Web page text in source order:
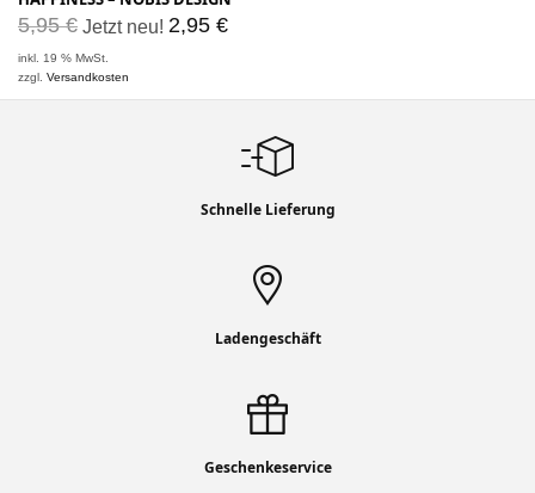
5,95€ Jetzt neu! 2,95 €
inkl. 19 % MwSt.
zzgl.Versandkosten
Schnelle Lieferung
Ladengeschäft
Geschenkeservice